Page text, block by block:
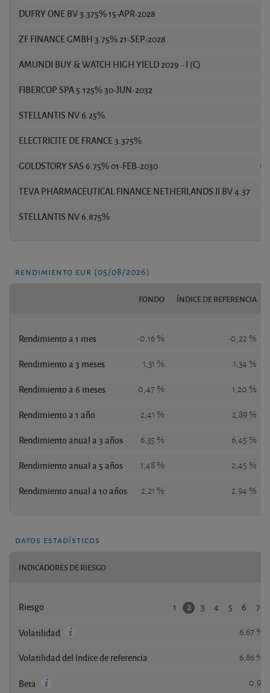
DUFRY ONE BV 3.375% 15-APR-2028
ZF FINANCE GMBH 3.75% 21-SEP-2028
AMUNDI BUY & WATCH HIGH YIELD 2029 - I (C)
FIBERCOP SPA 5.125% 30-JUN-2032
STELLANTIS NV 6.25%
ELECTRICITE DE FRANCE 3.375%
GOLDSTORY SAS 6.75% 01-FEB-2030
TEVA PHARMACEUTICAL FINANCE NETHERLANDS II BV 4.37
STELLANTIS NV 6.875%
rendimiento eur (05/08/2026)
FONDO ÍNDICE DE REFERENCIA
Rendimiento a 1 mes -0,16 % -0,22 %
Rendimiento a 3 meses 1,31 % 1,34 %
Rendimiento a 6 meses 0,47 % 1,20 %
Rendimiento a 1 año 2,41 % 2,89 %
Rendimiento anual a 3 años 6,35 % 6,45 %
Rendimiento anual a 5 años 1,48 % 2,45 %
Rendimiento anual a 10 años 2,21 % 2,94 %
datos estadísticos
INDICADORES DE RIESGO
Riesgo 1 2 3 4 5 6 7
Volatilidad 6,67 %
Volatilidad del índice de referencia 6,86 %
Beta 0,91